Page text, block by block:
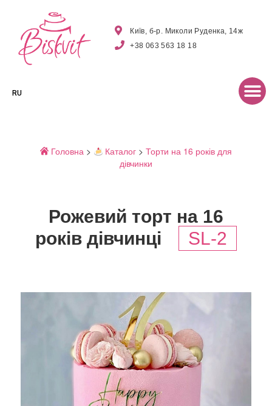
Київ, б-р. Миколи Руденка, 14ж
+38 063 563 18 18
RU
Головна> Каталог >Торти на 16 років для
дівчинки
Рожевий торт на 16
років дівчинці
SL-2